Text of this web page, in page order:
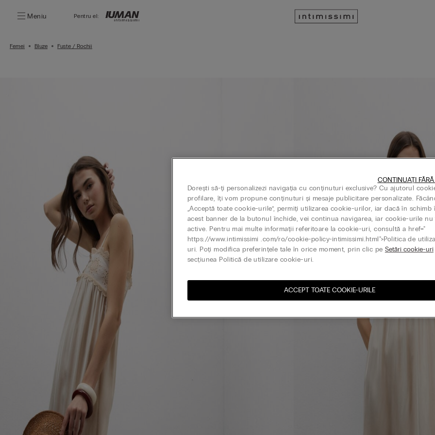
Meniu Pentru el:
Femei Bluze Fuste / Rochii
Dorești să-ți personalizezi navigația cu conținuturi exclusive? Cu ajutorul
profilare, îți vom propune conținuturi și mesaje publicitare personalizate.
„Acceptă toate cookie-urile”, permiți utilizarea cookie-urilor, iar dacă în schimb
acest banner de la butonul închide, vei continua navigarea, iar cookie-urile
active. Pentru mai multe informații referitoare la cookie-uri, consultă a href="
https://www.intimissimi .com/ro/cookie-policy-intimissimi.html">Politica de
uri. Poți modifica preferințele tale în orice moment, prin clic pe Setări cookie-uri
secțiunea Politică de utilizare cookie-uri.
ACCEPT TOATE COOKIE-URILE
CONTINUAȚI